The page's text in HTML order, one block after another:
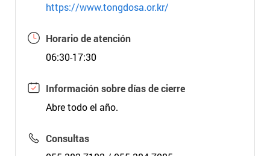
https://www.tongdosa.or.kr/
Horario de atención
06:30-17:30
Información sobre días de cierre
Abre todo el año.
Consultas